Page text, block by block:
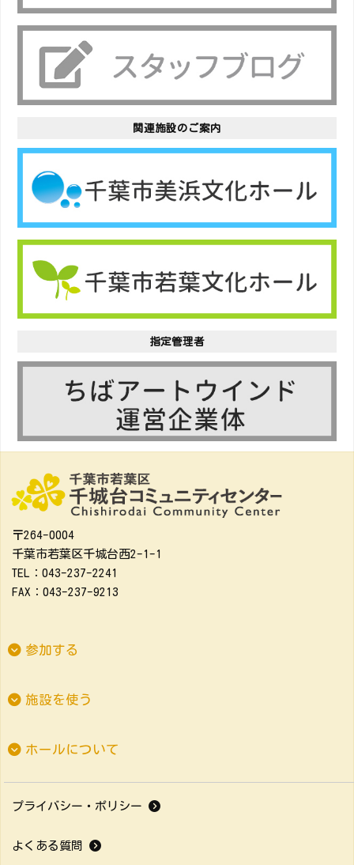
関連施設のご案内
指定管理者
〒264-0004
千葉市若葉区千城台西2-1-1
TEL：043-237-2241
FAX：043-237-9213
参加する
施設を使う
ホールについて
プライバシー・ポリシー
よくある質問